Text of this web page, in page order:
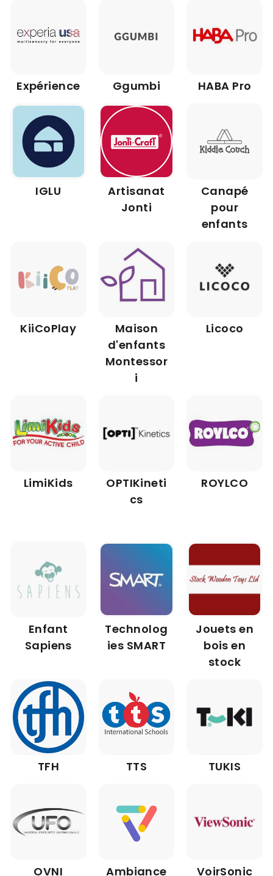
Expérience Ggumbi HABA Pro
IGLU
Artisanat
Jonti
Canapé
pour
enfants
KiiCoPlay
Maison
d'enfants
Montessor
i
Licoco
LimiKids
OPTIKineti
cs
ROYLCO
Enfant
Sapiens
Technolog
ies SMART
Jouets en
bois en
stock
TFH TTS TUKIS
OVNI Ambiance VoirSonic